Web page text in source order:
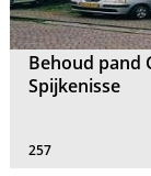
Behoud pand
Spijkenisse
257